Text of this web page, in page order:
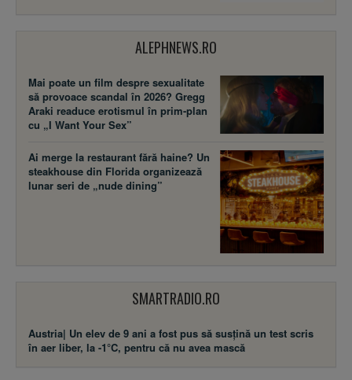
ALEPHNEWS.RO
Mai poate un film despre sexualitate
să provoace scandal în 2026? Gregg
Araki readuce erotismul în prim-plan
cu „I Want Your Sex”
Ai merge la restaurant fără haine? Un
steakhouse din Florida organizează
lunar seri de „nude dining”
SMARTRADIO.RO
Austria| Un elev de 9 ani a fost pus să susţină un test scris
în aer liber, la -1°C, pentru că nu avea mască